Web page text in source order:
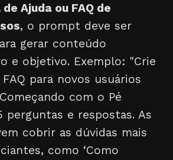
Ajuda ou FAQ de
, o prompt deve ser
gerar conteúdo
e objetivo. Exemplo: "Crie
para novos usuários
com o Pé
perguntas e respostas. As
cobrir as dúvidas mais
como ‘Como